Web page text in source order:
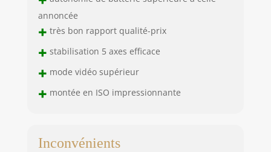
annoncée
+ très bon rapport qualité-prix
+ stabilisation 5 axes efficace
+ mode vidéo supérieur
+ montée en ISO impressionnante
Inconvénients